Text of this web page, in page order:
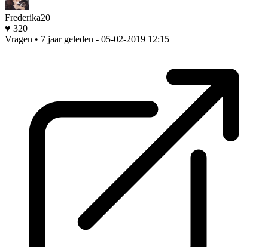
Frederika20
♥ 320
Vragen • 7 jaar geleden - 05-02-2019 12:15